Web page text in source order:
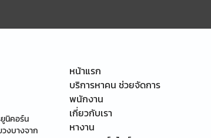
ยูนิคอร์น
งบางจาก
หน้าแรก
บริการหาคน ช่วยจัดการ
พนักงาน
เกี่ยวกับเรา
หางาน